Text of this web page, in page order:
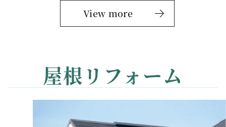
View more
屋根リフォーム